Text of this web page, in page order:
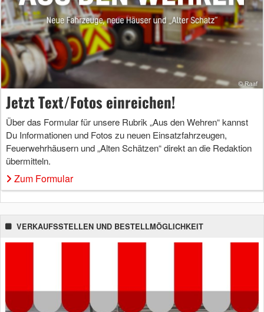
Jetzt Text/Fotos einreichen!
Über das Formular für unsere Rubrik „Aus den Wehren“ kannst
Du Informationen und Fotos zu neuen Einsatzfahrzeugen,
Feuerwehrhäusern und „Alten Schätzen“ direkt an die Redaktion
übermitteln.
Zum Formular
VERKAUFSSTELLEN UND BESTELLMÖGLICHKEIT